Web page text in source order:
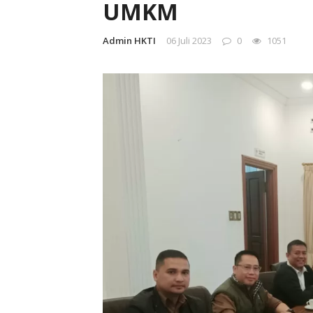
UMKM
Admin HKTI 06 Juli 2023 0 1051